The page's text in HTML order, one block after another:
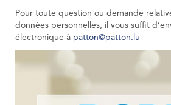
Pour toute question ou demande
données personnelles, il vous suffit
électronique à patton@patton.lu